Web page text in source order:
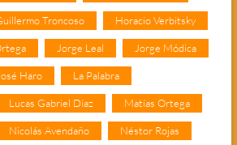
Troncoso Horacio Verbitsky
Jorge Leal Jorge Módica
Haro La Palabra
Lucas Gabriel Díaz Matías Ortega
Nicolás Avendaño Néstor Rojas